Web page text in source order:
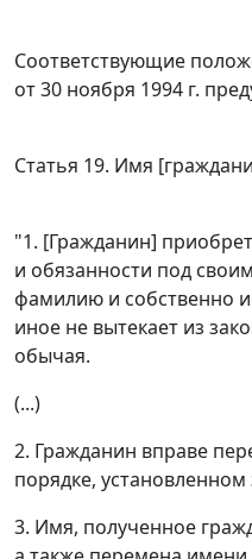
Соответствующие
от 30 ноября 1994 г.
Статья 19. Имя
"1. [Гражданин]
и обязанности под
фамилию и собственно
иное не вытекает из
обычая.
(...)
2. Гражданин вправе
порядке, установленном
3. Имя, полученное